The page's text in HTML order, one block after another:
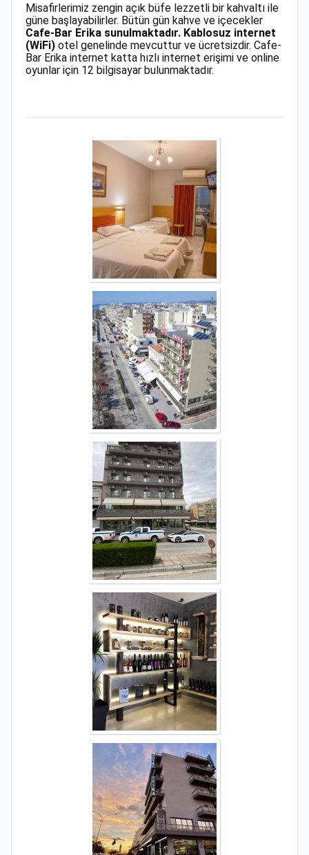
Misafirlerimiz zengin açık büfe lezzetli bir kahvaltı ile
güne başlayabilirler. Bütün gün kahve ve içecekler
Cafe-Bar Erika sunulmaktadır. Kablosuz internet
(WiFi) otel genelinde mevcuttur ve ücretsizdir. Cafe-
Bar Erika internet katta hızlı internet erişimi ve online
oyunlar için 12 bilgisayar bulunmaktadır.